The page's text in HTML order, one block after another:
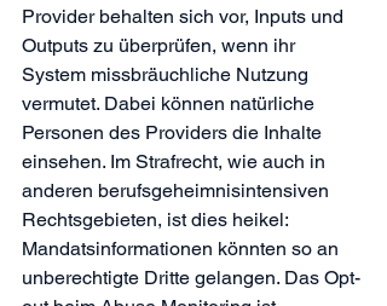
Provider behalten sich vor, Inputs und
Outputs zu überprüfen, wenn ihr
System missbräuchliche Nutzung
vermutet. Dabei können natürliche
Personen des Providers die Inhalte
einsehen. Im Strafrecht, wie auch in
anderen berufsgeheimnisintensiven
Rechtsgebieten, ist dies heikel:
Mandatsinformationen könnten so an
unberechtigte Dritte gelangen. Das Opt-